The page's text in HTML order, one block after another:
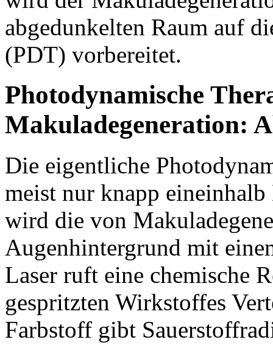
abgedunkelten Raum auf
(PDT) vorbereitet.
Photodynamische
Makuladegeneration:
Die eigentliche
meist nur knapp
wird die von
Augenhintergrund mit
Laser ruft eine chemische
gespritzten Wirkstoffes
Farbstoff gibt